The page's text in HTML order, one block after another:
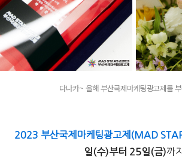
다나카~ 올해 부산국제마케팅광고제를
2023 부산국제마케팅광고제(MAD
일(수)부터 25일(금)까지